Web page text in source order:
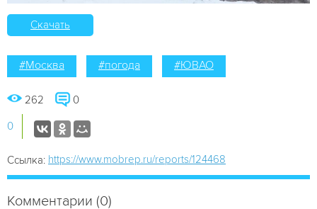
Скачать
#Москва #погода #ЮВАО
262 0
0
Ссылка: https://www.mobrep.ru/reports/124468
Комментарии (0)